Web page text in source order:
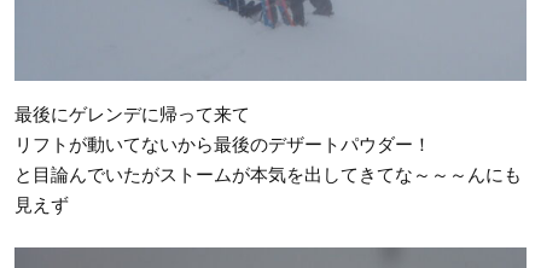
最後にゲレンデに帰って来て
リフトが動いてないから最後のデザートパウダー！
と目論んでいたがストームが本気を出してきてな～～～んにも
見えず